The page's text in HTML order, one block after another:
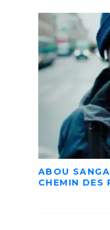
ABOU
CHEMIN DES